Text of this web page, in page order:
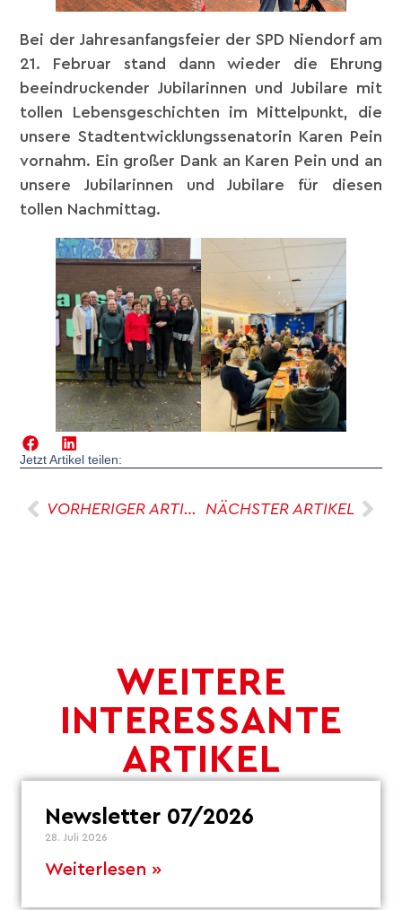
Bei der Jahresanfangsfeier der SPD Niendorf am
21. Februar stand dann wieder die Ehrung
beeindruckender Jubilarinnen und Jubilare mit
tollen Lebensgeschichten im Mittelpunkt, die
unsere Stadtentwicklungssenatorin Karen Pein
vornahm. Ein großer Dank an Karen Pein und an
unsere Jubilarinnen und Jubilare für diesen
tollen Nachmittag.
Jetzt Artikel teilen:
VORHERIGER ARTIKEL NÄCHSTER ARTIKEL
WEITERE
INTERESSANTE
ARTIKEL
Newsletter 07/2026
28. Juli 2026
Weiterlesen »